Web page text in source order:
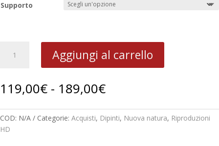
Supporto
Ambiente
quantità
Aggiungi al carrello
119,00€ - 189,00€Fascia
di
prezzo:
da
COD: N/A Categorie: Acquisti, Dipinti, Nuova natura, Riproduzioni
HD